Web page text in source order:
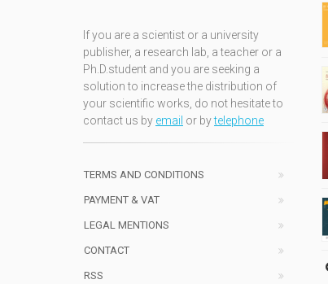
If you are a scientist or a university
publisher, a research lab, a teacher or a
Ph.D.student and you are seeking a
solution to increase the distribution of
your scientific works, do not hesitate to
contact us by email or bytelephone
TERMS AND CONDITIONS
PAYMENT & VAT
LEGAL MENTIONS
CONTACT
RSS